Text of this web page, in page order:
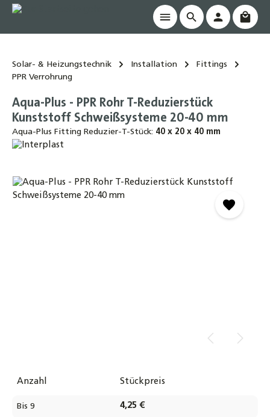
springen
Solar- & Heizungstechnik Installation
Fittings
PPR Verrohrung
Aqua-Plus - PPR Rohr T-Reduzierstück
Kunststoff Schweißsysteme 20-40 mm
Aqua-Plus Fitting Reduzier-T-Stück: 40 x 20 x 40 mm
Bildergalerie überspringen
Anzahl Stückpreis
Bis 9 4,25 €